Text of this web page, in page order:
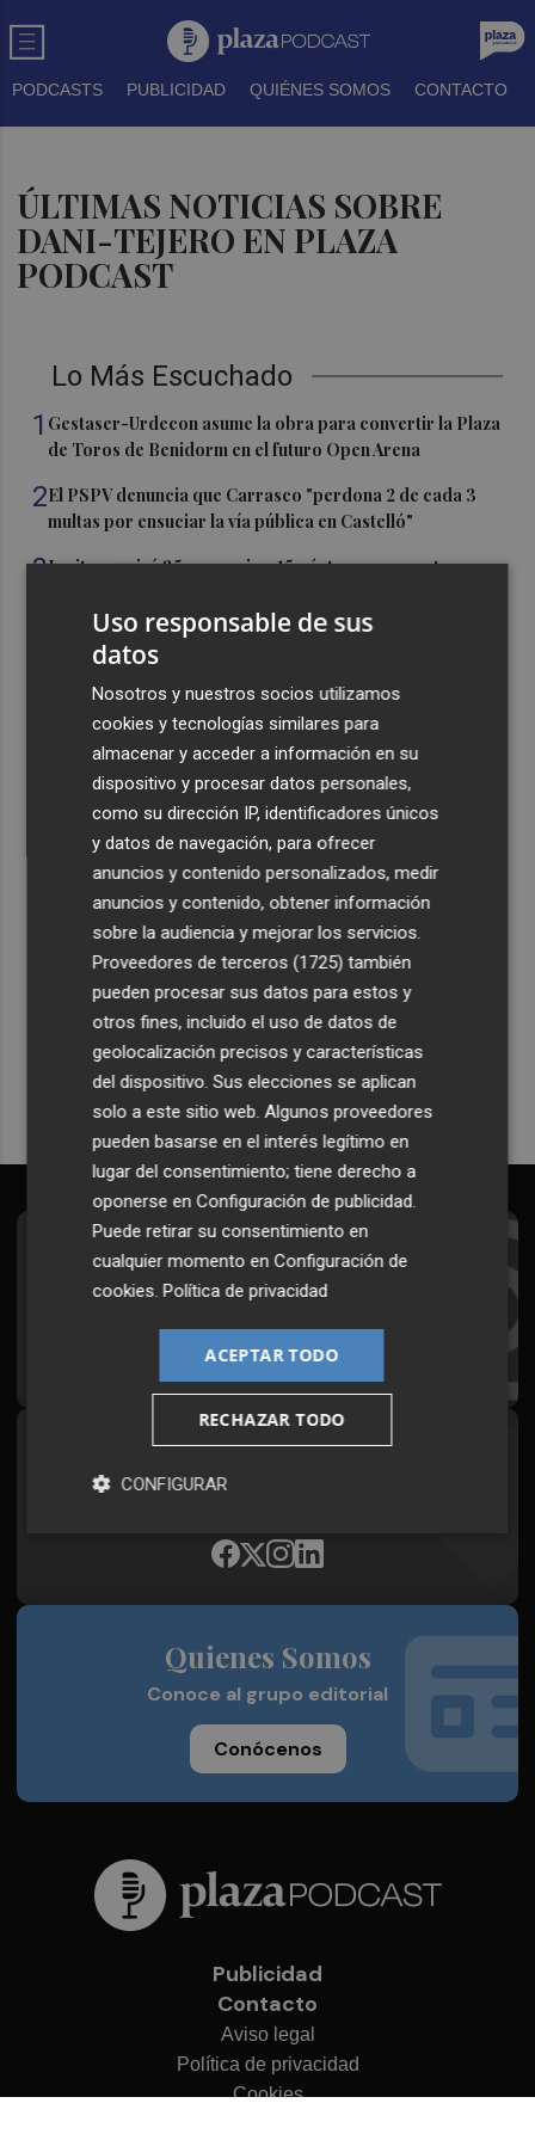
PODCASTS PUBLICIDAD QUIÉNES SOMOS CONTACTO
ÚLTIMAS NOTICIAS SOBRE
DANI-TEJERO EN PLAZA
PODCAST
Lo Más Escuchado
1 Gestaser-Urdecon asume la obra para convertir la Plaza
de Toros de Benidorm en el futuro Open Arena
2El PSPV denuncia que Carrasco "perdona 2 de cada 3
multas por ensuciar la vía pública en Castelló"
3Ignite reunirá 35 ponencias, 15 pósteres y expertos
cerámica
La Playa del Espejo de Los Alcázares mejora su
accesibilidad tras la renovación de sus infraestructuras
y equipamientos
La playa del Postiguet de Alicante renueva la máxima
certificación de calidad turística
Recibe toda la actualidad de
Plaza Podcast en tu correo
Quiero suscribirme
Suscríbete al Boletín
Todos los días a primera hora en tu email
¡Quiero suscribirme!
Síguenos en redes
Plaza Podcast, desde cualquier medio
Quienes Somos
Conoce al grupo editorial
Conócenos
Publicidad
Contacto
Aviso legal
Política de privacidad
Cookies
Uso responsable de sus
datos
Nosotros y nuestros socios utilizamos
cookies y tecnologías similares para
almacenar y acceder a información en su
dispositivo y procesar datos personales,
como su dirección IP, identificadores únicos
y datos de navegación, para ofrecer
anuncios y contenido personalizados, medir
anuncios y contenido, obtener información
sobre la audiencia y mejorar los servicios.
Proveedores de terceros (1725) también
pueden procesar sus datos para estos y
otros fines, incluido el uso de datos de
geolocalización precisos y características
del dispositivo. Sus elecciones se aplican
solo a este sitio web. Algunos proveedores
pueden basarse en el interés legítimo en
lugar del consentimiento; tiene derecho a
oponerse enConfiguración de publicidad.
Puede retirar su consentimiento en
cualquier momento enConfiguración de
cookies.Política de privacidad
ACEPTAR TODO
RECHAZAR TODO
CONFIGURAR